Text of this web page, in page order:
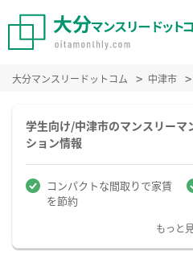
大分マンスリードットコム 中津市
学生向け/中津市のマンスリーマ
ション情報
コンパクトな間取りで家賃
を節約
もっと